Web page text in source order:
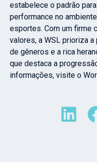
estabelece o padrão
performance no
esportes. Com um firme
valores, a WSL prioriza
de gêneros e a rica
que destaca a
informações, visite o